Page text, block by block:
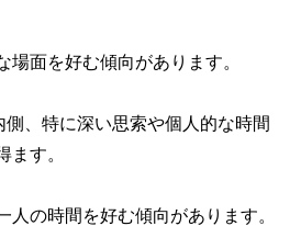
場面を好む傾向があります。
側、特に深い思索や個人的な時間
ます。
人の時間を好む傾向があります。